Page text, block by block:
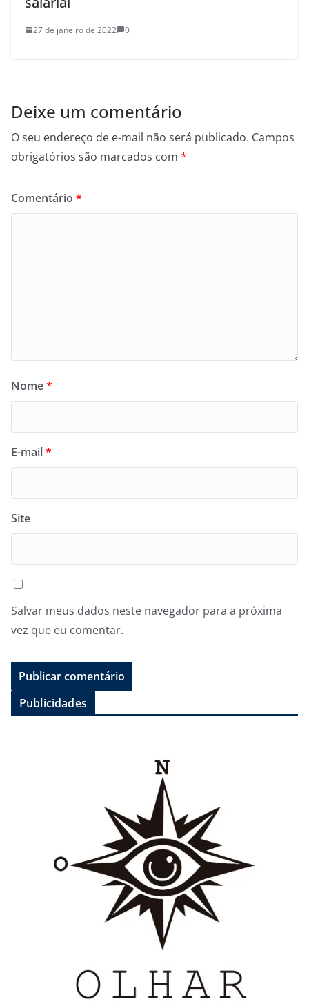
27 de janeiro de 2022 0
Deixe um comentário
O seu endereço de e-mail não será publicado. Campos
obrigatórios são marcados com *
Comentário *
Nome*
E-mail*
Site
Salvar meus dados neste navegador para a próxima
vez que eu comentar.
Publicidades